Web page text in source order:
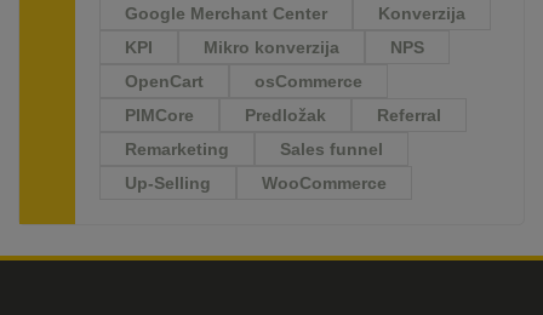
Google Merchant Center
Konverzija
KPI
Mikro konverzija
NPS
OpenCart
osCommerce
PIMCore
Predložak
Referral
Remarketing
Sales funnel
Up-Selling
WooCommerce